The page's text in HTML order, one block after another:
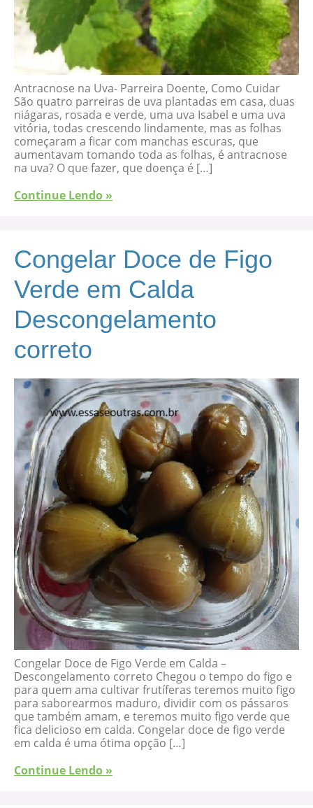
Antracnose na Uva- Parreira Doente, Como Cuidar
São quatro parreiras de uva plantadas em casa, duas
niágaras, rosada e verde, uma uva Isabel e uma uva
vitória, todas crescendo lindamente, mas as folhas
começaram a ficar com manchas escuras, que
aumentavam tomando toda as folhas, é antracnose
na uva? O que fazer, que doença é […]
Continue Lendo »
Congelar Doce de Figo
Verde em Calda
Descongelamento
correto
Congelar Doce de Figo Verde em Calda –
Descongelamento correto Chegou o tempo do figo e
para quem ama cultivar frutíferas teremos muito figo
para saborearmos maduro, dividir com os pássaros
que também amam, e teremos muito figo verde que
fica delicioso em calda. Congelar doce de figo verde
em calda é uma ótima opção […]
Continue Lendo »